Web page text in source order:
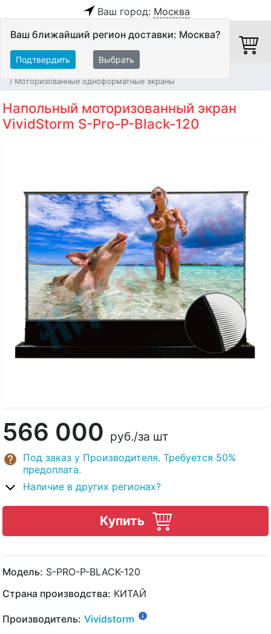
Ваш город: Москва
Ваш ближайший регион доставки: Москва?
Подтвердить Выбрать
Моторизованные одноформатные экраны
Напольный моторизованный экран
VividStorm S-Pro-P-Black-120
566 000 руб./за шт
Под заказ у Производителя. Требуется 50%
предоплата.
Наличие в других регионах?
Купить
Модель: S-PRO-P-BLACK-120
Страна производства: КИТАЙ
Производитель: Vividstorm